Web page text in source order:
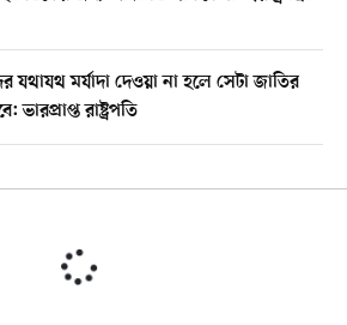
যথাযথ মর্যাদা দেওয়া না হলে সেটা জাতির
রাষ্ট্রপতি
সুরমা ওয়েলফেয়ার অ্যাসোসিয়েশনের